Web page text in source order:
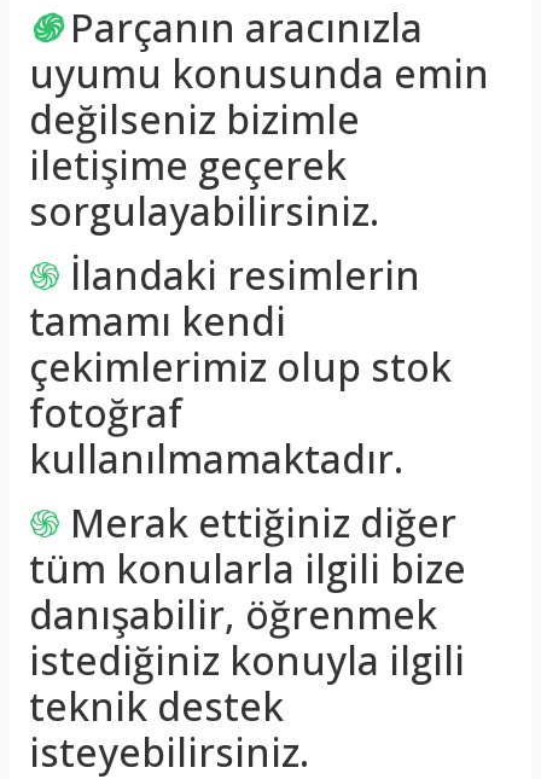
֍ Parçanın aracınızla
uyumu konusunda emin
değilseniz bizimle
iletişime geçerek
sorgulayabilirsiniz.
֍ İlandaki resimlerin
tamamı kendi
çekimlerimiz olup stok
fotoğraf
kullanılmamaktadır.
֍ Merak ettiğiniz diğer
tüm konularla ilgili bize
danışabilir, öğrenmek
istediğiniz konuyla ilgili
teknik destek
isteyebilirsiniz.